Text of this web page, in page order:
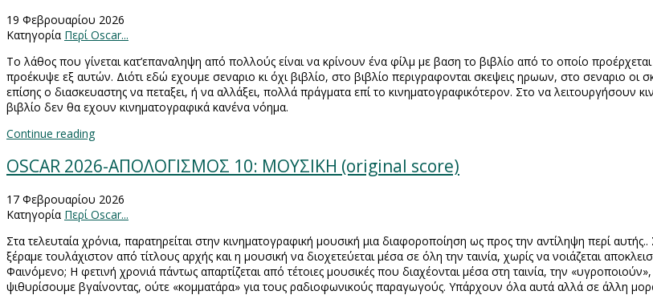
19 Φεβρουαρίου 2026
Κατηγορία Περί Oscar...
Το λάθος που γίνεται κατ’επαναληψη από πολλούς είναι να κρίνουν ένα φίλμ με βαση το βιβλίο από το οποίο
προέκυψε εξ αυτών. Διότι εδώ εχουμε σεναριο κι όχι βιβλίο, στο βιβλίο περιγραφονται σκεψεις ηρωων, στο σεναριο οι
επίσης ο διασκευαστης να πεταξει, ή να αλλάξει, πολλά πράγματα επί το κινηματογραφικότερον. Στο να λειτουργήσουν
βιβλίο δεν θα εχουν κινηματογραφικά κανένα νόημα.
Continue reading
OSCAR 2026-AΠΟΛΟΓΙΣΜΟΣ 10: ΜΟΥΣΙΚΗ (original score)
17 Φεβρουαρίου 2026
Κατηγορία Περί Oscar...
Στα τελευταία χρόνια, παρατηρείται στην κινηματογραφική μουσική μια διαφοροποίηση ως προς την αντίληψη περί
ξέραμε τουλάχιστον από τίτλους αρχής και η μουσική να διοχετεύεται μέσα σε όλη την ταινία, χωρίς να νοιάζεται
Φαινόμενο; Η φετινή χρονιά πάντως απαρτίζεται από τέτοιες μουσικές που διαχέονται μέσα στη ταινία, την
ψιθυρίσουμε βγαίνοντας, ούτε «κομματάρα» για τους ραδιοφωνικούς παραγωγούς. Υπάρχουν όλα αυτά αλλά σε άλλη